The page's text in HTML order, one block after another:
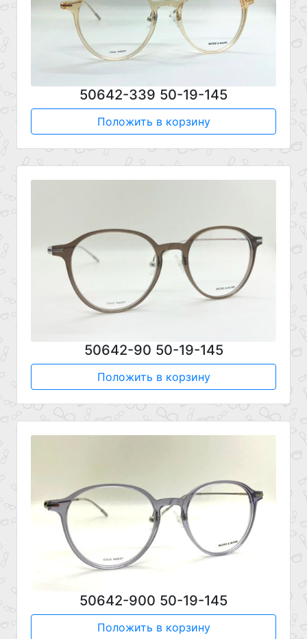
50642-339 50-19-145
Положить в корзину
50642-90 50-19-145
Положить в корзину
50642-900 50-19-145
Положить в корзину